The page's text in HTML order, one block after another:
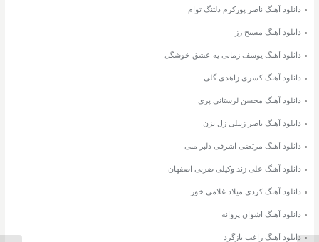
دانلود آهنگ ناصر پورکرم دلتنگ توام
دانلود آهنگ مسیح رز
دانلود آهنگ یوسف زمانی یه عشق خوشگل
دانلود آهنگ کسری زاهدی گلی
دانلود آهنگ محسن لرستانی پری
دانلود آهنگ ناصر زینلی زل بزن
دانلود آهنگ مرتضی اشرفی دلبر منی
دانلود آهنگ علی زند وکیلی ضربی اصفهان
دانلود آهنگ کردی میلاد غلامی خور
دانلود آهنگ اشوان پروانه
دانلود آهنگ راغب بازگرد